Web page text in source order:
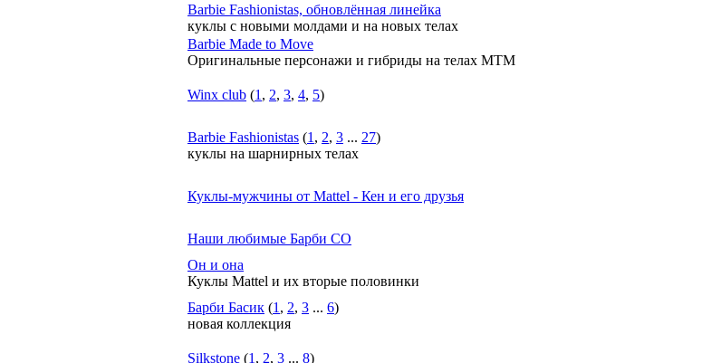
Barbie Fashionistas, обновлённая линейка
куклы с новыми молдами и на новых телах
Barbie Made to Move
Оригинальные персонажи и гибриды на телах МТМ
Winx club (1 , 2, 3, 4, 5)
Barbie Fashionistas (1 , 2, 3 ... 27)
куклы на шарнирных телах
Куклы-мужчины от Mattel - Кен и его друзья
Наши любимые Барби СО
Он и она
Куклы Mattel и их вторые половинки
Барби Басик (1 , 2, 3 ... 6)
новая коллекция
Silkstone (1 , 2, 3 ... 8)